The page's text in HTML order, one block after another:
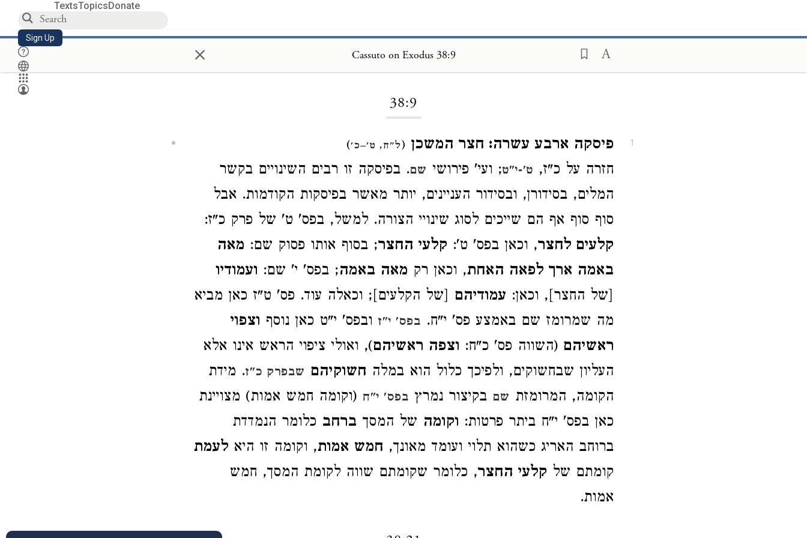
TextsTopicsDonate
Sign Up × Cassuto on Exodus 38:9
38:9
1 פיסקה ארבע עשרה: חצר המשכן (ל"ח, ט'–כ')
חזרה על כ"ז, ט'-י"ט; ועי' פירושי שם. בפיסקה זו רבים השינויים בקשר
המלים, בסידורן, ובסידור העניינים, יותר מאשר בפיסקות הקודמות. אבל
סוף סוף אף הם שייכים לסוג שינויי הצורה. למשל, בפס' ט' של פרק כ"ז:
קלעים לחצר, וכאן בפס' ט': קלעי החצר; בסוף אותו פסוק שם: מאה
באמה ארך לפאה האחת, וכאן רק מאה באמה; בפס' י' שם: ועמודיו
[של החצר], וכאן: עמודיהם [של הקלעים]; וכאלה עוד. פס' ט"ז כאן מביא
מה שמרומז שם באמצע פס' י"ח. בפס' י"ז ובפס' י"ט כאן נוסף וצפוי
ראשיהם (השווה פס' כ"ח: וצפה ראשיהם), ואולי ציפוי הראש אינו אלא
העליון שבחשוקים, ולפיכך כלול הוא במלה חשוקיהם שבפרק כ"ז. מידת
הקומה, המרומזת שם בקיצור נמרץ בפס' י"ח (וקומה חמש אמות) מצויינת
כאן בפס' י"ח ביתר פרטות: וקומה של המסך ברחב כלומר הנמדדת
ברוחב האריג כשהוא תלוי ועומד מאונך, חמש אמות, וקומה זו היא לעמת
קומתם של קלעי החצר, כלומר שקומתם שווה לקומת המסך, חמש
אמות.